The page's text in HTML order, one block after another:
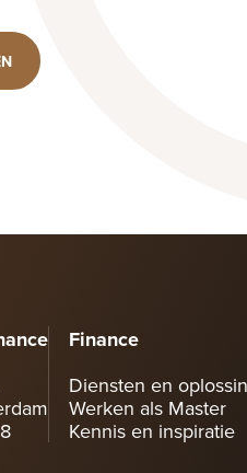
Finance
Diensten en
Werken als Master
Kennis en inspiratie